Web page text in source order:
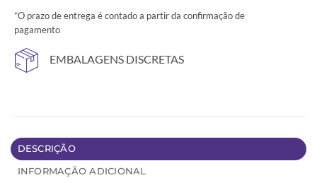
*O prazo de entrega é contado a partir da confirmação de
pagamento
EMBALAGENS DISCRETAS
DESCRIÇÃO
INFORMAÇÃO ADICIONAL